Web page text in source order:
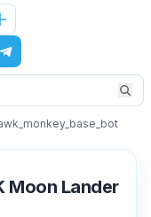
Moon Lander